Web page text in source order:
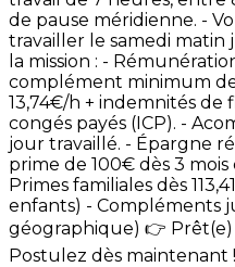
de pause méridienne. -
travailler le samedi matin
la mission : -
complément minimum
13,74€/h + indemnités de
congés payés (ICP). -
jour travaillé. - Épargne
prime de 100€ dès 3 mois
Primes familiales dès
enfants) - Compléments
géographique) 👉 Prêt(e)
Postulez dès maintenant !